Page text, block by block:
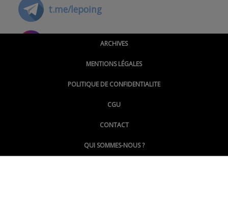
t.me/lepoing
@montpellierpoinginfo
@LePoingMontpellier
ARCHIVES
MENTIONS LÉGALES
POLITIQUE DE CONFIDENTIALITE
CGU
CONTACT
QUI SOMMES-NOUS ?